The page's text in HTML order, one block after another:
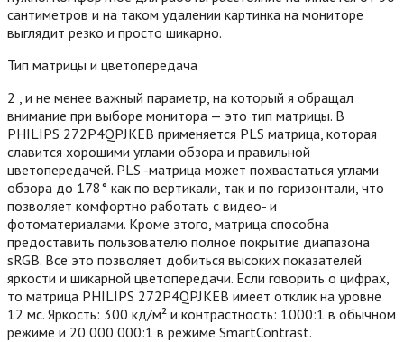
сантиметров и на таком удалении картинка на мониторе
выглядит резко и просто шикарно.
Тип матрицы и цветопередача
2 , и не менее важный параметр, на который я обращал
внимание при выборе монитора — это тип матрицы. В
PHILIPS 272P4QPJKEB применяется PLS матрица, которая
славится хорошими углами обзора и правильной
цветопередачей. PLS -матрица может похвастаться углами
обзора до 178° как по вертикали, так и по горизонтали, что
позволяет комфортно работать с видео- и
фотоматериалами. Кроме этого, матрица способна
предоставить пользователю полное покрытие диапазона
sRGB. Все это позволяет добиться высоких показателей
яркости и шикарной цветопередачи. Если говорить о цифрах,
то матрица PHILIPS 272P4QPJKEB имеет отклик на уровне
12 мс. Яркость: 300 кд/м² и контрастность: 1000:1 в обычном
режиме и 20 000 000:1 в режиме SmartContrast.